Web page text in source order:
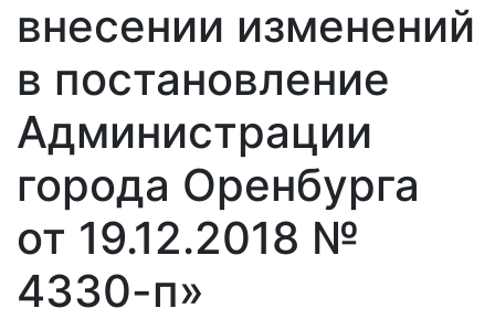
внесении изменений
в постановление
Администрации
города Оренбурга
от 19.12.2018 №
4330-п»